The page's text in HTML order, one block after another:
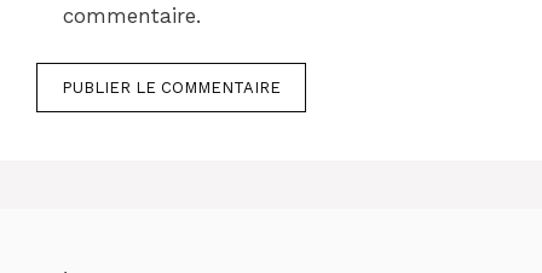
commentaire.